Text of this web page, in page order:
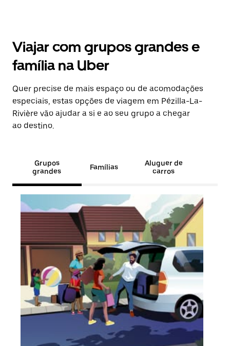
Viajar com grupos grandes e
família na Uber
Quer precise de mais espaço ou de acomodações
especiais, estas opções de viagem em Pézilla-La-
Rivière vão ajudar a si e ao seu grupo a chegar
ao destino.
Grupos
grandes
Famílias
Aluguer de
carros